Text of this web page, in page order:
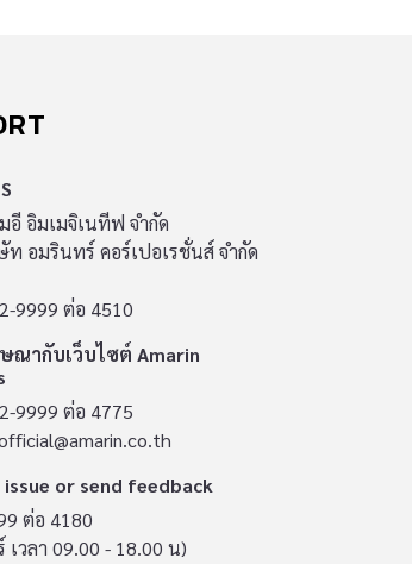
อี อิมเมจิเนทีฟ จำกัด
ท อมรินทร์ คอร์เปอเรชั่นส์ จำกัด
9999 ต่อ 4510
ณากับเว็บไซต์ Amarin
9999 ต่อ 4775
or send feedback
ต่อ 4180
เวลา 09.00 - 18.00 น)